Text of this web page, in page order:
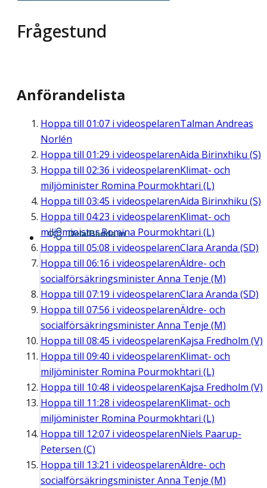
Frågestund
Anförandelista
Hoppa till 01:07 i videospelarenTalman Andreas
Norlén
Hoppa till 01:29 i videospelarenAida Birinxhiku (S)
Hoppa till 02:36 i videospelarenKlimat- och
miljöminister Romina Pourmokhtari (L)
Hoppa till 03:45 i videospelarenAida Birinxhiku (S)
Hoppa till 04:23 i videospelarenKlimat- och
miljöminister Romina Pourmokhtari (L)
Hoppa till 05:08 i videospelarenClara Aranda (SD)
Hoppa till 06:16 i videospelarenÄldre- och
socialförsäkringsminister Anna Tenje (M)
Hoppa till 07:19 i videospelarenClara Aranda (SD)
Hoppa till 07:56 i videospelarenÄldre- och
socialförsäkringsminister Anna Tenje (M)
Hoppa till 08:45 i videospelarenKajsa Fredholm (V)
Hoppa till 09:40 i videospelarenKlimat- och
miljöminister Romina Pourmokhtari (L)
Hoppa till 10:48 i videospelarenKajsa Fredholm (V)
Hoppa till 11:28 i videospelarenKlimat- och
miljöminister Romina Pourmokhtari (L)
Hoppa till 12:07 i videospelarenNiels Paarup-
Petersen (C)
Hoppa till 13:21 i videospelarenÄldre- och
socialförsäkringsminister Anna Tenje (M)
Dela/Bädda in